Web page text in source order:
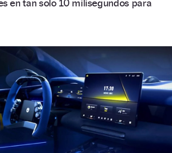
en tan solo 10 milisegundos para